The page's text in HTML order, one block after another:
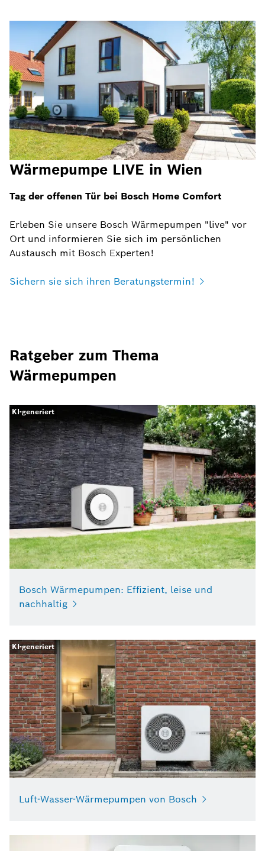
Wärmepumpe LIVE in Wien
Tag der offenen Tür bei Bosch Home Comfort
Erleben Sie unsere Bosch Wärmepumpen "live" vor
Ort und informieren Sie sich im persönlichen
Austausch mit Bosch Experten!
Sichern sie sich ihren Beratungstermin!
Ratgeber zum Thema
Wärmepumpen
KI-generiert
Bosch Wärmepumpen: Effizient, leise und
nachhaltig
KI-generiert
Luft-Wasser-Wärmepumpen von Bosch